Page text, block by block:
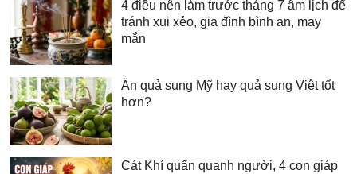
4 điều nên làm trước tháng 7 âm lịch để
tránh xui xẻo, gia đình bình an, may
mắn
Ăn quả sung Mỹ hay quả sung Việt tốt
hơn?
Cát Khí quấn quanh người, 4 con giáp